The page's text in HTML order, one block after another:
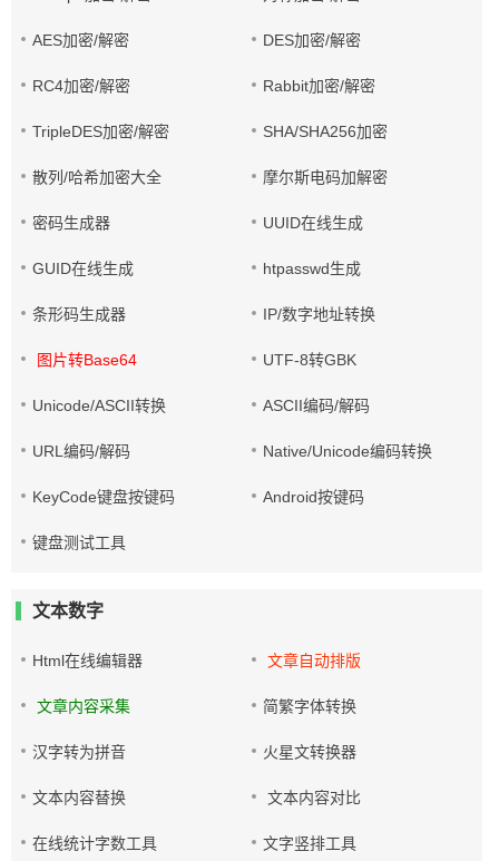
AES加密/解密 DES加密/解密
RC4加密/解密 Rabbit加密/解密
TripleDES加密/解密 SHA/SHA256加密
散列/哈希加密大全 摩尔斯电码加解密
密码生成器 UUID在线生成
GUID在线生成 htpasswd生成
条形码生成器 IP/数字地址转换
图片转Base64 UTF-8转GBK
Unicode/ASCII转换 ASCII编码/解码
URL编码/解码 Native/Unicode编码转换
KeyCode键盘按键码 Android按键码
键盘测试工具
文本数字
Html在线编辑器 文章自动排版
文章内容采集 简繁字体转换
汉字转为拼音 火星文转换器
文本内容替换 文本内容对比
在线统计字数工具 文字竖排工具